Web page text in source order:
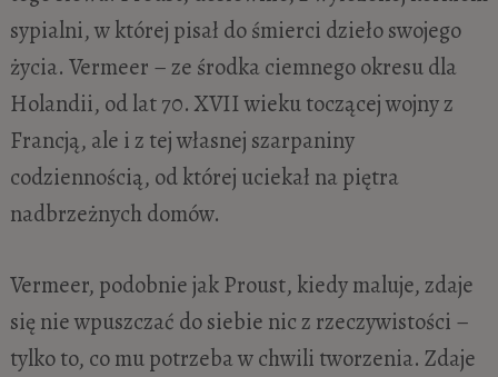
sypialni, w której pisał do śmierci dzieło swojego
życia. Vermeer – ze środka ciemnego okresu dla
Holandii, od lat 70. XVII wieku toczącej wojny z
Francją, ale i z tej własnej szarpaniny
codziennością, od której uciekał na piętra
nadbrzeżnych domów.
Vermeer, podobnie jak Proust, kiedy maluje, zdaje
się nie wpuszczać do siebie nic z rzeczywistości –
tylko to, co mu potrzeba w chwili tworzenia. Zdaje